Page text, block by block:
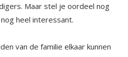
heel interessant.
van de familie elkaar kunnen
‘verborgen hand’, foto’s tonen
was. Hij vertelt dan hoe alles
slaaf te maken ze de illusie
dat weten jullie al (neem ik aan)
wordt de timing bepaald om
moment wordt bepaald door de
en altijd in overeenstemming
(dat is ook onze ‘schepper’, dat
hoe je hem wil noemen) Hij
mensen inderdaad door hen
als ‘collateral’, = bijkomend. En
geschoven als pionnen op
familie, doen de meesten jullie
Het is binnen de Goddelijke
in het spel moeten spelen, de